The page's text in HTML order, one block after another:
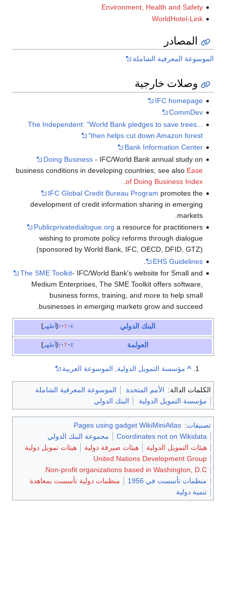
Environment, Health and Safety
WorldHotel-Link
المصادر
الموسوعة المعرفية الشاملة
وصلات خارجية
IFC homepage
CommDev
The Independent: "World Bank pledges to save trees...
then helps cut down Amazon forest"
Bank Information Center
Doing Business- IFC/World Bank annual study on
business conditions in developing countries; see also Ease
of Doing Business Index
IFC Global Credit Bureau Program promotes the
development of credit information sharing in emerging
markets.
Publicprivatedialogue.org a resource for practitioners
wishing to promote policy reforms through dialogue
(sponsored by World Bank, IFC, OECD, DFID, GTZ)
EHS Guidelines
The SME Toolkit- IFC/World Bank's website for Small and
Medium Enterprises, The SME Toolkit offers software,
business forms, training, and more to help small
businesses in emerging markets grow and succeed.
أظهر v t e البنك الدولي
أظهر v t e العولمة
^ مؤسسة التمويل الدولية, الموسوعة العربية
الكلمات الدالة: الأمم المتحدة
الموسوعة المعرفية الشاملة
مؤسسة التمويل الدولية
البنك الدولي
تصنيفات:
Pages using gadget WikiMiniAtlas
Coordinates not on Wikidata
مجموعة البنك الدولي
هيئات التمويل الدولية
هيئات صيرفة دولية
هيئات تمويل دولية
United Nations Development Group
Non-profit organizations based in Washington, D.C.
منظمات تأسست في 1956
منظمات دولية تأسست بمعاهدة
تنمية دولية